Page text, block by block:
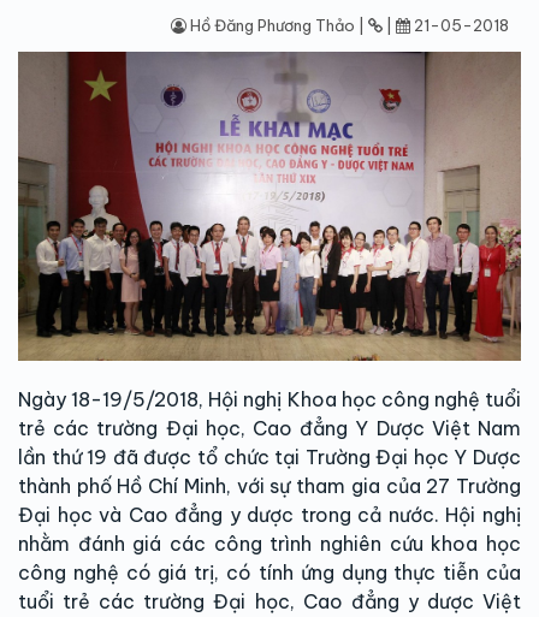
Hồ Đăng Phương Thảo | 21-05-2018
Ngày 18-19/5/2018, Hội nghị Khoa học công nghệ tuổi
trẻ các trường Đại học, Cao đẳng Y Dược Việt Nam
lần thứ 19 đã được tổ chức tại Trường Đại học Y Dược
thành phố Hồ Chí Minh, với sự tham gia của 27 Trường
Đại học và Cao đẳng y dược trong cả nước. Hội nghị
nhằm đánh giá các công trình nghiên cứu khoa học
công nghệ có giá trị, có tính ứng dụng thực tiễn của
tuổi trẻ các trường Đại học, Cao đẳng y dược Việt